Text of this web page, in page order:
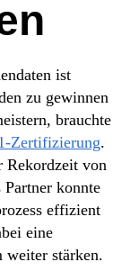
ist
zu gewinnen
brauchte
Zertifizierung.
Rekordzeit von
konnte
effizient
eine
weiter stärken.